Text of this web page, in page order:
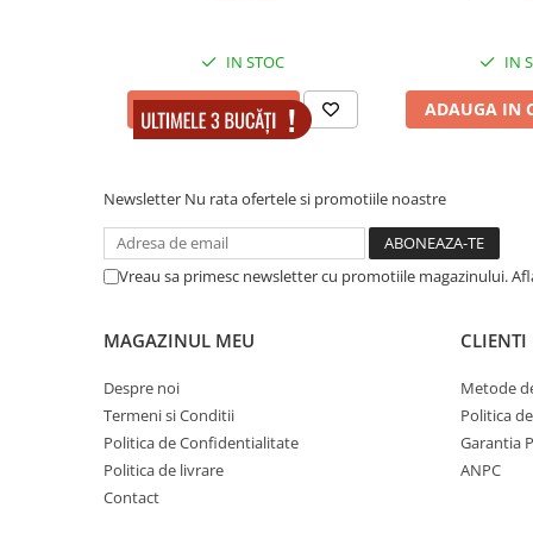
IN STOC
ADAUGA IN COS
IN
ADAUGA IN
Newsletter Nu rata ofertele si promotiile noastre
Vreau sa primesc newsletter cu promotiile magazinului.
MAGAZINUL MEU
Despre noi
Termeni si Conditii
Politica de Confidentialitate
Politica de livrare
Contact
CLIENTI
Metode
Politica
Garantia
ANPC